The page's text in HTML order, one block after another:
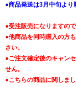
●商品発送は3月中旬より
●受注販売になりますの
●他商品を同時購入の方
さい。
●ご注文確定後のキャン
せん。
●こちらの商品に関しま